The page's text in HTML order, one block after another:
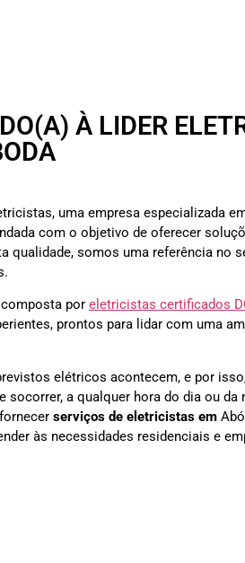
À LIDER
uma empresa especializada
com o objetivo de oferecer
qualidade, somos uma referência no
por eletricistas certificados
prontos para lidar com uma
elétricos acontecem, e por
socorrer, a qualquer hora do dia ou da
serviços de eletricistas em
às necessidades residenciais e